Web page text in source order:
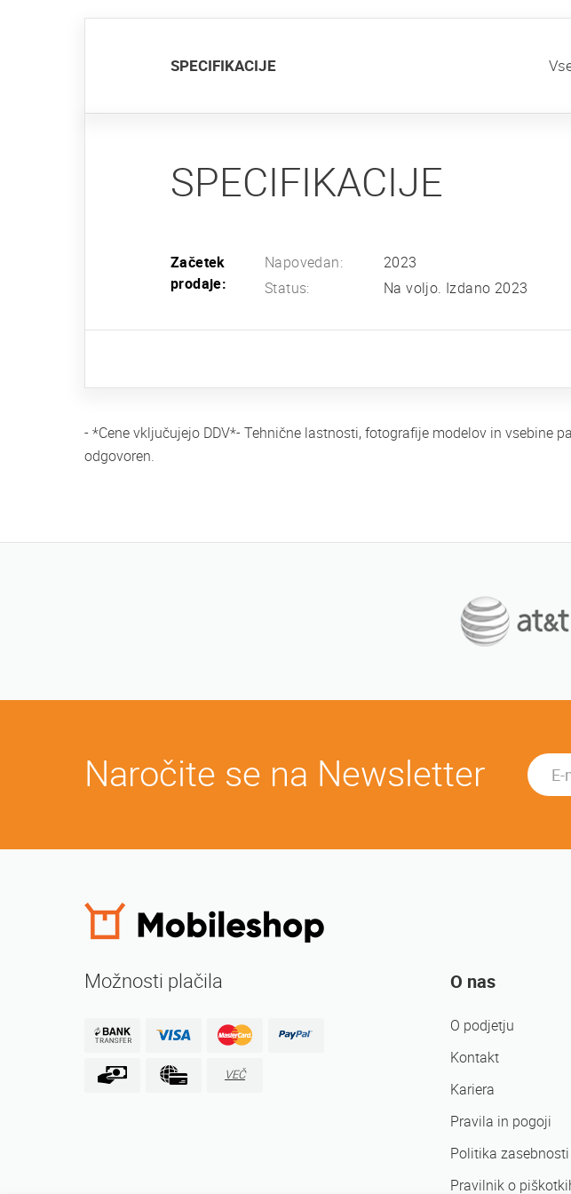
SPECIFIKACIJE
SPECIFIKACIJE
Začetek
prodaje:
Napovedan:
2023
Status:
Na voljo. Izdano 2023
- *Cene vključujejo DDV*- Tehnične lastnosti, fotografije modelov in vsebine
odgovoren.
Naročite se na Newsletter
Možnosti plačila
VEČ
O nas
O podjetju
Kontakt
Kariera
Pravila in pogoji
Politika zasebnosti
Pravilnik o